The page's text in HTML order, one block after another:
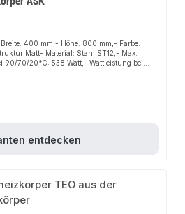
400 mm,- Höhe: 800 mm,- Farbe:
Matt- Material: Stahl ST12,- Max.
90/70/20°C: 538 Watt,- Wattleistung bei
Geeignet für Warmwasser, Elektro und
nicht enthalten,- inklusive
Entlüftungsstopfen, Dübel -und
entdecken